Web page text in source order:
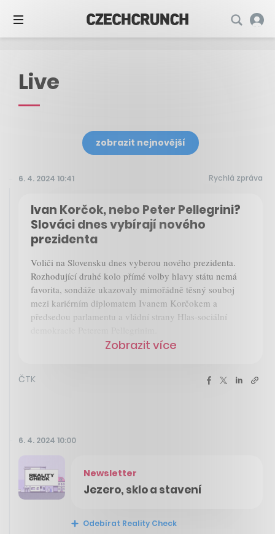
Live
zobrazit nejnovější
6. 4. 2024 10:41 Rychlá zpráva
Ivan Korčok, nebo Peter Pellegrini?
Slováci dnes vybírají nového
prezidenta
Voliči na Slovensku dnes vyberou nového prezidenta.
Rozhodující druhé kolo přímé volby hlavy státu nemá
favorita, sondáže ukazovaly mimořádně těsný souboj
mezi kariérním diplomatem Ivanem Korčokem a
předsedou parlamentu a vládní strany Hlas-sociální
Zobrazit více
ČTK
6. 4. 2024 10:00
Newsletter
Jezero, sklo a stavení
Odebírat Reality Check